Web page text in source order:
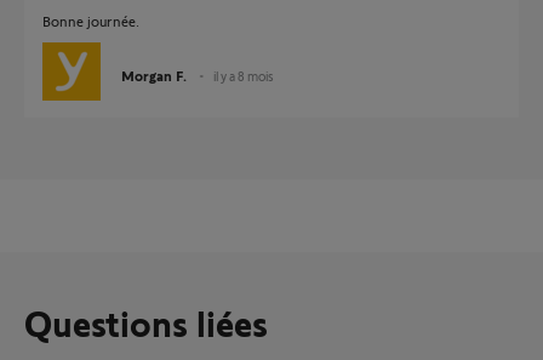
Bonne journée.
Morgan F. il y a 8 mois
Questions liées